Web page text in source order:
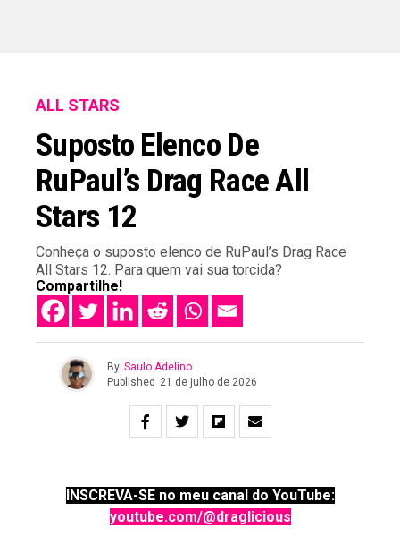
ALL STARS
Suposto Elenco De
RuPaul’s Drag Race All
Stars 12
Conheça o suposto elenco de RuPaul’s Drag Race
All Stars 12. Para quem vai sua torcida?
Compartilhe!
By Saulo Adelino
Published 21 de julho de 2026
INSCREVA-SE no meu canal do YouTube:
youtube.com/@draglicious